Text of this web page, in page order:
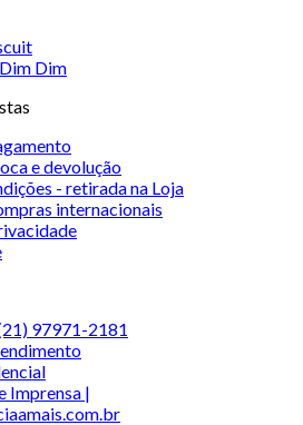
Dim
e devolução
- retirada na Loja
internacionais
97971-2181
Imprensa |